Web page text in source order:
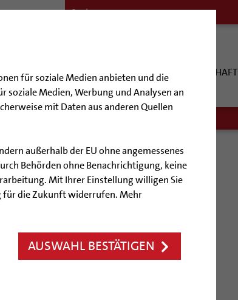
für soziale Medien anbieten und die
Medien, Werbung und Analysen an
mit Daten aus anderen Quellen
außerhalb der EU ohne angemessenes
Behörden ohne Benachrichtigung, keine
Mit Ihrer Einstellung willigen Sie
für die Zukunft widerrufen. Mehr
AUSWAHL BESTÄTIGEN
BILDUNG & KULTUR KIRCHE & GESELLSCHAFT
digitale Vergessen
und Kunst (HAWK)“ präsentiert